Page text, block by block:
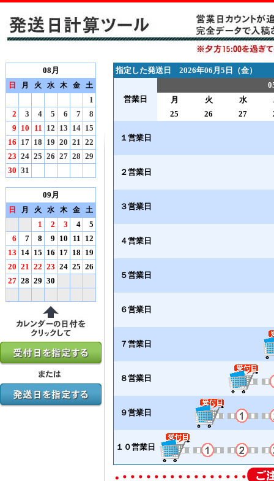
08月
日 月 火 水 木 金 土
1
2
3 4 5 6 7
8
9 10 11 12 13 14 15
16 17 18 19 20 21 22
23 24 25 26 27 28 29
30 31
09月
日 月 火 水 木 金 土
1 2 3 4
5
6
7 8 9 10 11 12
13 14 15 16 17 18 19
20 21 22 23 24 25 26
27 28 29 30
指定した発送日 2026年06月5日（金）
営業日
月
火 水
25
26 27
１営業日
２営業日
３営業日
４営業日
５営業日
６営業日
７営業日
８営業日
９営業日
１０営業日